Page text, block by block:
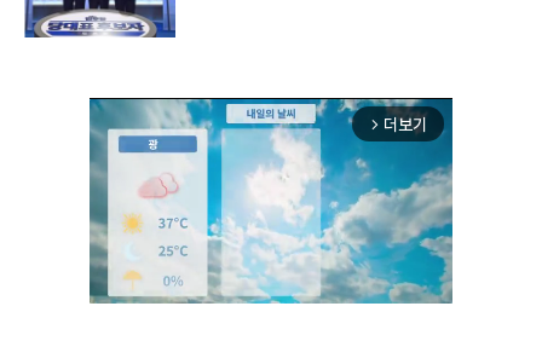
arrow_forward_ios 더보기